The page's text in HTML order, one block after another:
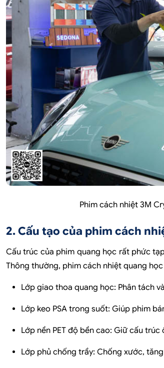
Phim cách nhiệt 3M
2. Cấu tạo của phim cách
Cấu trúc của phim quang học rất phức
Thông thường, phim cách nhiệt quang
Lớp giao thoa quang học: Phân tách
Lớp keo PSA trong suốt: Giúp phim
Lớp nền PET độ bền cao: Giữ cấu trúc
Lớp phủ chống trầy: Chống xước,